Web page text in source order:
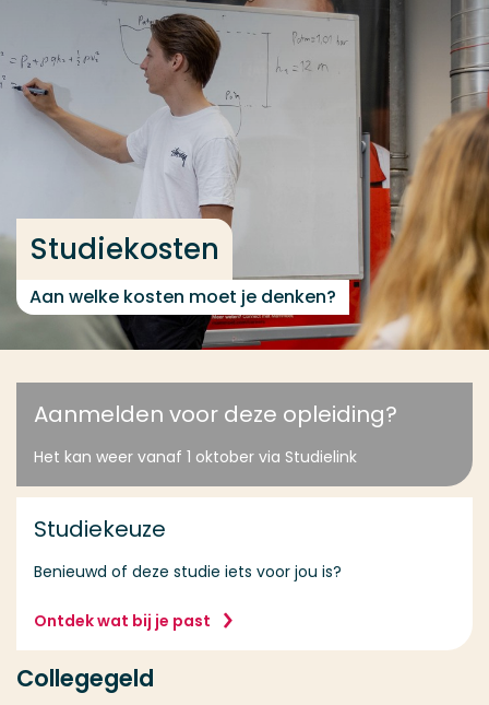
Ga direct naar de content
... > Studiekosten
Studiekosten
Aan welke kosten moet je denken?
Aanmelden voor deze opleiding?
Het kan weer vanaf 1 oktober via Studielink
Studiekeuze
Benieuwd of deze studie iets voor jou is?
Ontdek wat bij je past
Collegegeld
Veel gezocht
Contact